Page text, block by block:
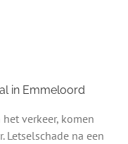
in Emmeloord
verkeer, komen
Letselschade na een